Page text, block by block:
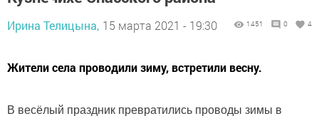
Ирина Телицына, 15 марта 2021 - 19:30 1451 0 4
Жители села проводили зиму, встретили весну.
В весёлый праздник превратились проводы зимы в